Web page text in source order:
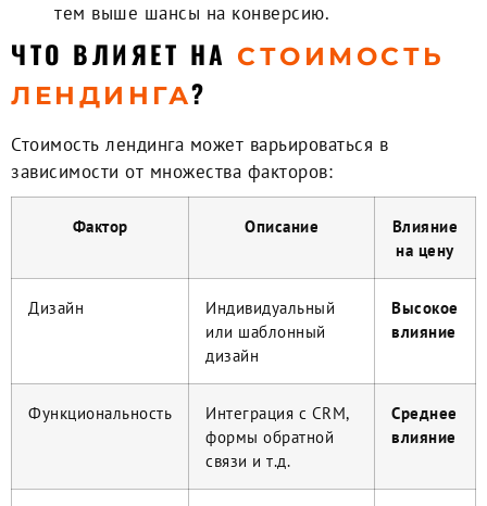
тем выше шансы на конверсию.
ЧТО ВЛИЯЕТ НА СТОИМОСТЬ
ЛЕНДИНГА?
Стоимость лендинга может варьироваться в
зависимости от множества факторов:
Фактор Описание
Влияние
на цену
Дизайн
Индивидуальный
или шаблонный
дизайн
Высокое
влияние
Функциональность
Интеграция с CRM,
формы обратной
связи и т.д.
Среднее
влияние